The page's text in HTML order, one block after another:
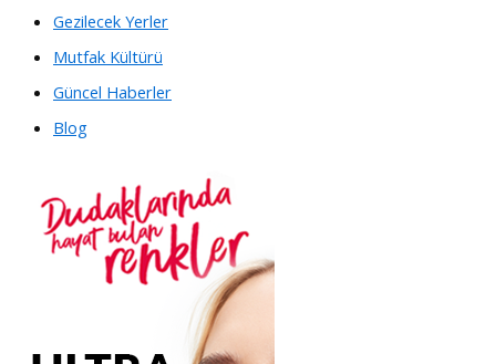
Gezilecek Yerler
Mutfak Kültürü
Güncel Haberler
Blog